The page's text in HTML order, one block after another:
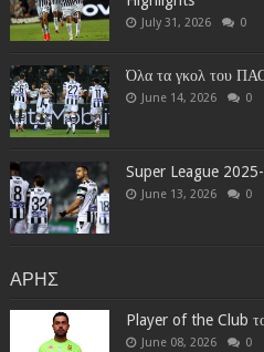
July 31, 2026 0
Όλα τα γκολ του
June 14, 2026 0
Super League
June 13, 2026 0
ΑΡΗΣ
Player of the Club
June 08, 2026 0